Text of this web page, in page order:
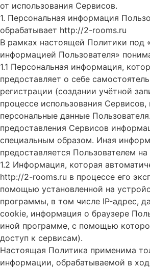
от использования Сервисов.
1. Персональная информация
обрабатывает http://2-rooms.ru
В рамках настоящей Политики под
информацией Пользователя»
1.1 Персональная информация,
предоставляет о себе
регистрации (создании учётной
процессе использования Сервисов,
персональные данные
предоставления Сервисов
специальным образом. Иная
предоставляется Пользователем
1.2 Информация, которая
http://2-rooms.ru в процессе его
помощью установленной на
программы, в том числе IP-адрес,
cookie, информация о браузере
иной программе, с помощью
доступ к сервисам).
Настоящая Политика применима
информации, обрабатываемой в